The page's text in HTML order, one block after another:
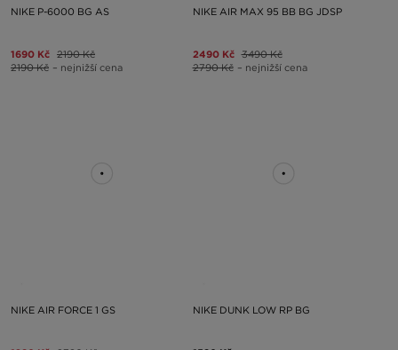
NIKE P-6000 BG AS
1690 Kč 2190 Kč
2190 Kč – nejnižší cena
NIKE AIR MAX 95 BB BG JDSP
2490 Kč 3490 Kč
2790 Kč – nejnižší cena
NIKE AIR FORCE 1 GS NIKE DUNK LOW RP BG